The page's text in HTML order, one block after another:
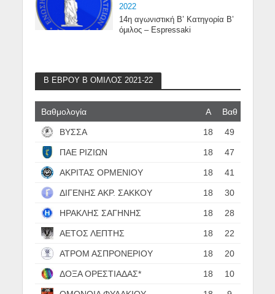
2022
14η αγωνιστική Β’ Κατηγορία Β’
όμιλος – Espressaki
Β ΕΒΡΟΥ Β ΟΜΙΛΟΣ 2021-22
Βαθμολογία Α Βαθ
ΒΥΣΣΑ 18 49
ΠΑΕ ΡΙΖΙΩΝ 18 47
ΑΚΡΙΤΑΣ ΟΡΜΕΝΙΟΥ 18 41
ΔΙΓΕΝΗΣ ΑΚΡ. ΣΑΚΚΟΥ 18 30
ΗΡΑΚΛΗΣ ΣΑΓΗΝΗΣ 18 28
ΑΕΤΟΣ ΛΕΠΤΗΣ 18 22
ΑΤΡΟΜ ΑΣΠΡΟΝΕΡΙΟΥ 18 20
ΔΟΞΑ ΟΡΕΣΤΙΑΔΑΣ* 18 10